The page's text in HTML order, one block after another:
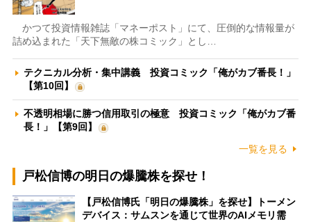
かつて投資情報雑誌「マネーポスト」にて、圧倒的な情報量が
詰め込まれた「天下無敵の株コミック」とし…
テクニカル分析・集中講義 投資コミック「俺がカブ番長！」
【第10回】
不透明相場に勝つ信用取引の極意 投資コミック「俺がカブ番
長！」【第9回】
一覧を見る
戸松信博の明日の爆騰株を探せ！
【戸松信博氏「明日の爆騰株」を探せ】トーメン
デバイス：サムスンを通じて世界のAIメモリ需